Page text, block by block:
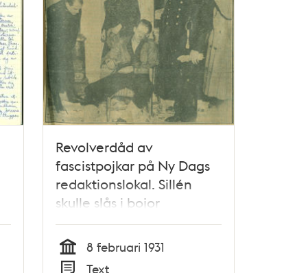
Revolverdåd av
fascistpojkar på Ny Dags
redaktionslokal. Sillén
skulle slås i bojor
Tid
8 februari 1931
Text